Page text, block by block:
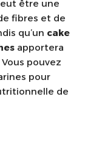
être une
fibres et de
qu’un cake
apportera
pouvez
pour
de